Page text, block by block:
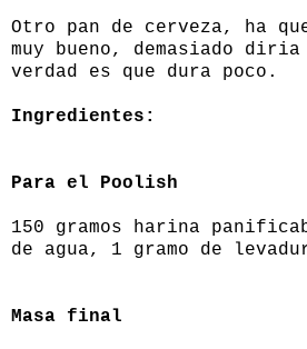
Otro pan de cerveza, ha
muy bueno, demasiado
verdad es que dura poco.
Ingredientes:
Para el Poolish
150 gramos harina
de agua, 1 gramo de
Masa final